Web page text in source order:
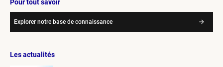
Pour tout savoir
Explorer notre base de connaissance
Les actualités